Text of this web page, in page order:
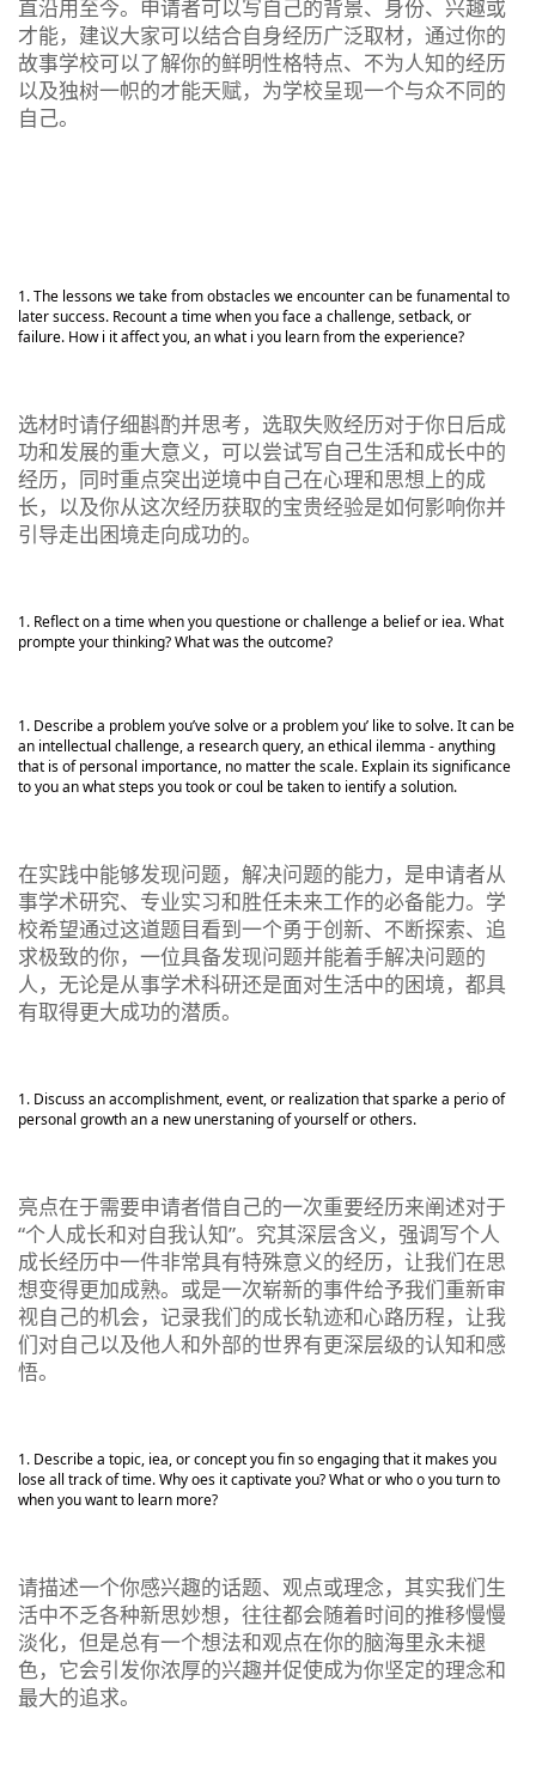
直沿用至今。申请者可以写自己的背景、身份、兴趣或
才能，建议大家可以结合自身经历广泛取材，通过你的
故事学校可以了解你的鲜明性格特点、不为人知的经历
以及独树一帜的才能天赋，为学校呈现一个与众不同的
自己。
The lessons we take from obstacles we encounter can be funamental to
later success. Recount a time when you face a challenge, setback, or
failure. How i it affect you, an what i you learn from the experience?
选材时请仔细斟酌并思考，选取失败经历对于你日后成
功和发展的重大意义，可以尝试写自己生活和成长中的
经历，同时重点突出逆境中自己在心理和思想上的成
长，以及你从这次经历获取的宝贵经验是如何影响你并
引导走出困境走向成功的。
Reflect on a time when you questione or challenge a belief or iea. What
prompte your thinking? What was the outcome?
Describe a problem you’ve solve or a problem you’ like to solve. It can be
an intellectual challenge, a research query, an ethical ilemma - anything
that is of personal importance, no matter the scale. Explain its significance
to you an what steps you took or coul be taken to ientify a solution.
在实践中能够发现问题，解决问题的能力，是申请者从
事学术研究、专业实习和胜任未来工作的必备能力。学
校希望通过这道题目看到一个勇于创新、不断探索、追
求极致的你，一位具备发现问题并能着手解决问题的
人，无论是从事学术科研还是面对生活中的困境，都具
有取得更大成功的潜质。
Discuss an accomplishment, event, or realization that sparke a perio of
personal growth an a new unerstaning of yourself or others.
亮点在于需要申请者借自己的一次重要经历来阐述对于
“个人成长和对自我认知”。究其深层含义，强调写个人
成长经历中一件非常具有特殊意义的经历，让我们在思
想变得更加成熟。或是一次崭新的事件给予我们重新审
视自己的机会，记录我们的成长轨迹和心路历程，让我
们对自己以及他人和外部的世界有更深层级的认知和感
悟。
Describe a topic, iea, or concept you fin so engaging that it makes you
lose all track of time. Why oes it captivate you? What or who o you turn to
when you want to learn more?
请描述一个你感兴趣的话题、观点或理念，其实我们生
活中不乏各种新思妙想，往往都会随着时间的推移慢慢
淡化，但是总有一个想法和观点在你的脑海里永未褪
色，它会引发你浓厚的兴趣并促使成为你坚定的理念和
最大的追求。